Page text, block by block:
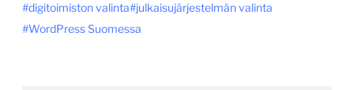
digitoimiston valinta julkaisujärjestelmän valinta
WordPress Suomessa